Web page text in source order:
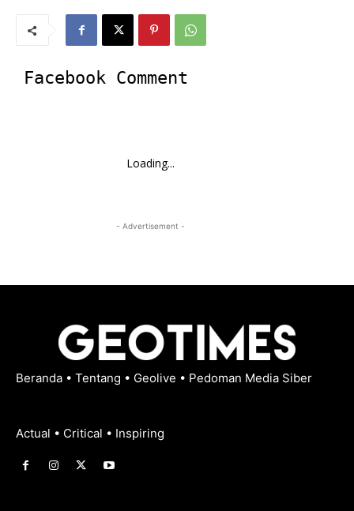
Facebook Comment
Loading...
- Advertisement -
Beranda • Tentang • Geolive • Pedoman Media Siber
Actual • Critical • Inspiring